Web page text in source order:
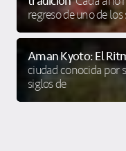
regreso de uno de
Aman Kyoto: El
ciudad conocida por
siglos de